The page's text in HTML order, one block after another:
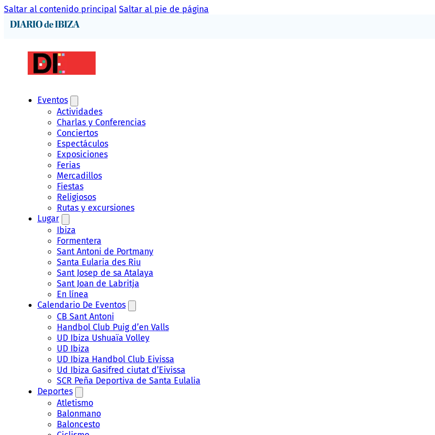
Saltar al contenido principal Saltar al pie de página
Eventos
Actividades
Charlas y Conferencias
Conciertos
Espectáculos
Exposiciones
Ferias
Mercadillos
Fiestas
Religiosos
Rutas y excursiones
Lugar
Ibiza
Formentera
Sant Antoni de Portmany
Santa Eularia des Riu
Sant Josep de sa Atalaya
Sant Joan de Labritja
En línea
Calendario De Eventos
CB Sant Antoni
Handbol Club Puig d’en Valls
UD Ibiza Ushuaïa Volley
UD Ibiza
UD Ibiza Handbol Club Eivissa
Ud Ibiza Gasifred ciutat d’Eivissa
SCR Peña Deportiva de Santa Eulalia
Deportes
Atletismo
Balonmano
Baloncesto